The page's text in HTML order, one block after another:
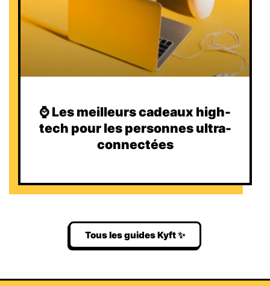
⌚️ Les meilleurs cadeaux high-
tech pour les personnes ultra-
connectées
Tous les guides Kyft ✨